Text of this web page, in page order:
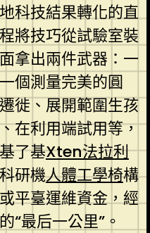
科技結果轉化的直
將技巧從試驗室裝
拿出兩件武器：一
個測量完美的圓
徙、展開範圍生孩
在利用端試用等，
了基Xten法拉利
研機人體工學椅構
平臺運維資金，經
“最后一公里”。